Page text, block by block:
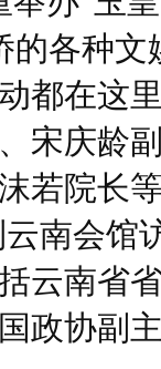
各种文
都在这
宋庆龄
若院长
南会馆
云南省
政协副